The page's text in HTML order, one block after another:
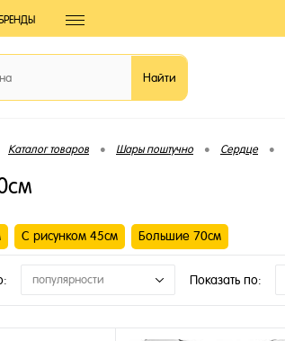
БРЕНДЫ
Каталог товаров • Шары поштучно • Сердце •
С рисунком 45см Большие 70см
популярности Показать по: